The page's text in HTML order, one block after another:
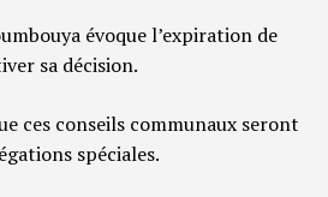
évoque l’expiration de
sa décision.
ces conseils communaux seront
spéciales.